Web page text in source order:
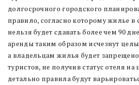
долгосрочного городского
правило, согласно которому жилье в
нельзя будет сдавать более чем 90
аренды таким образом исчезнут
а владельцам жилья будет запрещено
туристов, не получив статус отеля
детально правила будут